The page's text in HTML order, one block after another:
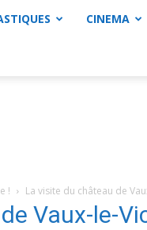
CINEMA
! La visite du château de
Vaux-le-